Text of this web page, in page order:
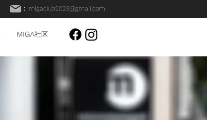
： migaclub2023@gmail.com
MIGA社区